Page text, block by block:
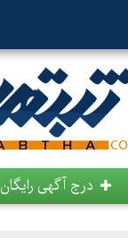
درج آگهی رایگان